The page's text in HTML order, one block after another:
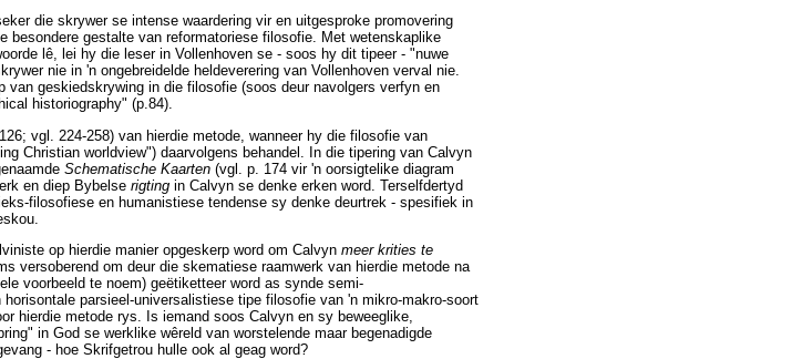
die skrywer se intense waardering vir en uitgesproke promovering
besondere gestalte van reformatoriese filosofie. Met wetenskaplike
lê, lei hy die leser in Vollenhoven se - soos hy dit tipeer - "nuwe
nie in 'n ongebreidelde heldeverering van Vollenhoven verval nie.
van geskiedskrywing in die filosofie (soos deur navolgers verfyn en
historiography" (p.84).
vgl. 224-258) van hierdie metode, wanneer hy die filosofie van
Christian worldview") daarvolgens behandel. In die tipering van Calvyn
Schematische Kaarten (vgl. p. 174 vir 'n oorsigtelike diagram
en diep Bybelse rigting in Calvyn se denke erken word. Terselfdertyd
filosofiese en humanistiese tendense sy denke deurtrek - spesifiek in
op hierdie manier opgeskerp word om Calvyn meer krities te
versoberend om deur die skematiese raamwerk van hierdie metode na
voorbeeld te noem) geëtiketteer word as synde semi-
parsieel-universalistiese tipe filosofie van 'n mikro-makro-soort
hierdie metode rys. Is iemand soos Calvyn en sy beweeglike,
in God se werklike wêreld van worstelende maar begenadigde
- hoe Skrifgetrou hulle ook al geag word?